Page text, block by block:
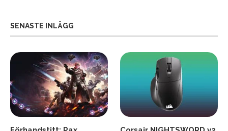
SENASTE INLÄGG